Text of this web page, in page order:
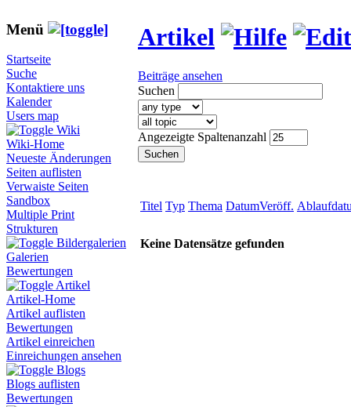
Menü
Startseite
Suche
Kontaktiere uns
Kalender
Users map
Wiki
Wiki-Home
Neueste Änderungen
Seiten auflisten
Verwaiste Seiten
Sandbox
Multiple Print
Strukturen
Bildergalerien
Galerien
Bewertungen
Artikel
Artikel-Home
Artikel auflisten
Bewertungen
Artikel einreichen
Einreichungen ansehen
Blogs
Blogs auflisten
Bewertungen
Artikel
Beiträge ansehen
Suchen
Angezeigte Spaltenanzahl
Titel Typ Thema DatumVeröff.
Keine Datensätze gefunden